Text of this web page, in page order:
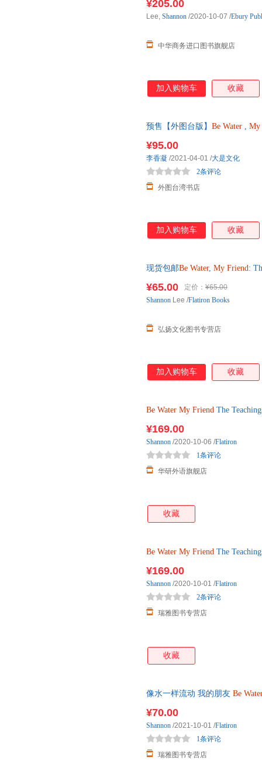
¥205.00
中华商务进口图书旗舰店
Lee, Shannon /2020-10-07 /Ebury
加入购物车 收藏
预售【外图台版】 Be Water , My
¥95.00
外图台湾书店
2条评论
李香凝 /2021-04-01 /大是文化
加入购物车 收藏
现货包邮Be Water, My Friend:
¥65.00 定价： ¥65.00
弘扬文化图书专营店
Shannon Lee /Flatiron Books
加入购物车 收藏
Be Water My Friend The
¥169.00
华研外语旗舰店
1条评论
Shannon /2020-10-06 /Flatiron
收藏
Be Water My Friend The
¥169.00
瑞雅图书专营店
2条评论
Shannon /2020-10-01 /Flatiron
收藏
像水一样流动 我的朋友 Be
¥70.00
瑞雅图书专营店
1条评论
Shannon /2021-10-01 /Flatiron